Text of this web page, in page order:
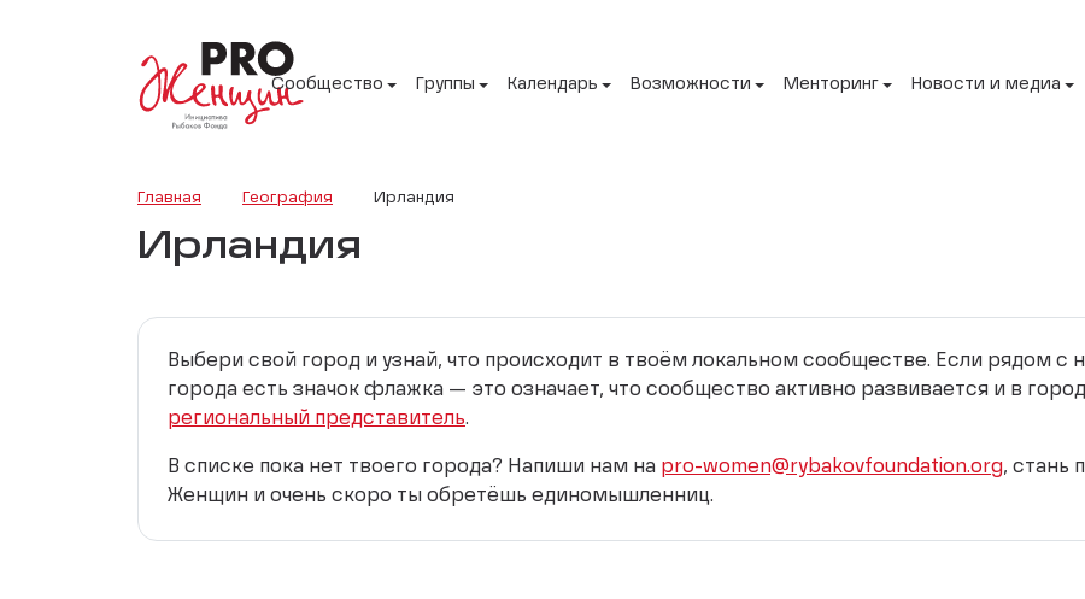
Сообщество Группы Календарь Возможности Менторинг Новости и медиа
Главная География Ирландия
Ирландия
Выбери свой город и узнай, что происходит в твоём локальном сообществе. Если рядом с
города есть значок флажка — это означает, что сообщество активно развивается и в
региональный представитель.
В списке пока нет твоего города? Напиши нам на pro-women@rybakovfoundation.org, стань
Женщин и очень скоро ты обретёшь единомышленниц.